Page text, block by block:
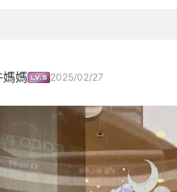
媽 2025/02/27